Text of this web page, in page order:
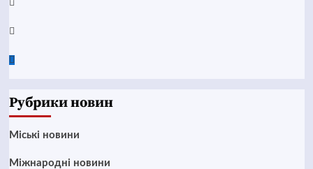
Twitter
Google
Рубрики новин
Mіські новини
Міжнародні новини